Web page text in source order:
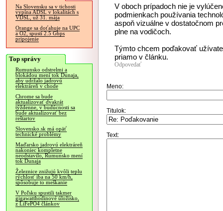
Na Slovensku sa v tichosti
vypína ADSL v lokalitách s
VDSL, už 31. mája
Orange sa doťahuje na UPC
a O2, spustí 2.5 Gbps
pripojenie
Top správy
Rumunsko odstrelmi a
blokádou mení tok Dunaja,
aby udržalo jadrovú
elektráreň v chode
Chrome sa bude
aktualizovať dvakrát
týždenne, v budúcnosti sa
bude aktualizovať bez
reštartov
Slovensko.sk má opäť
technické problémy
Maďarsko jadrovú elektráreň
nakoniec kompletne
neodstavilo, Rumunsko mení
tok Dunaja
Železnice znižujú kvôli teplu
rýchlosť iba na 50 km/h,
spôsobuje to meškanie
V Poľsku spustili takmer
gigawatthodinové úložisko,
z LiFePO4 článkov
V oboch prípadoch nie je
podmienkach používania
aspoň vizuálne v dostatočnom
plne na vodičoch.
Týmto chcem poďakovať
priamo v článku.
Odpovedať
Meno:
Titulok:
Text: